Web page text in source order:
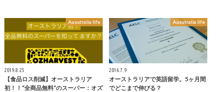
Ausutralia life
2019.8.25
【食品ロス削減】オーストラリア
初！！“全商品無料”のスーパー：オズ
Ausutralia life
2016.7.9
オーストラリアで英語留学。5ヶ月間
でどこまで伸びる？